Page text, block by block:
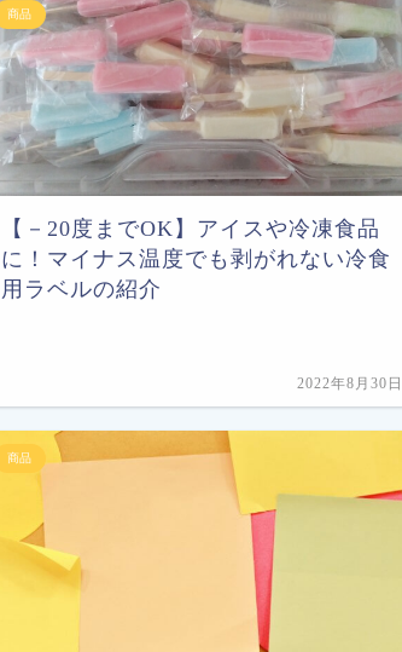
商品
【－20度までOK】アイスや冷凍食品
に！マイナス温度でも剥がれない冷食
用ラベルの紹介
2022年8月30日
商品